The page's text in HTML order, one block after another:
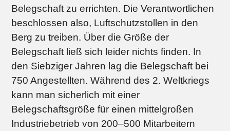
Belegschaft zu errichten. Die Verantwortlichen
beschlossen also, Luftschutzstollen in den
Berg zu treiben. Über die Größe der
Belegschaft ließ sich leider nichts finden. In
den Siebziger Jahren lag die Belegschaft bei
750 Angestellten. Während des 2. Weltkriegs
kann man sicherlich mit einer
Belegschaftsgröße für einen mittelgroßen
Industriebetrieb von 200–500 Mitarbeitern